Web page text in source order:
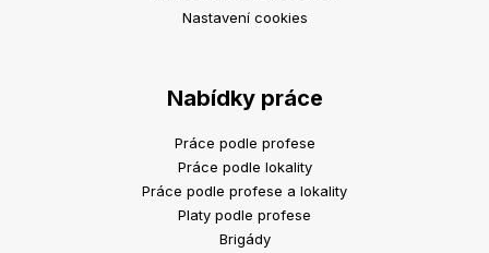
Nastavení cookies
Nabídky práce
Práce podle profese
Práce podle lokality
Práce podle profese a lokality
Platy podle profese
Brigády